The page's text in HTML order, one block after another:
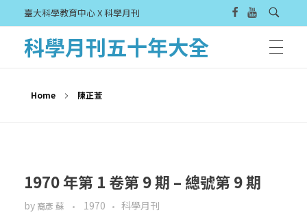
臺大科學教育中心 X 科學月刊
科學月刊五十年大全
Home 陳正萱
1970 年第 1 卷第 9 期 – 總號第 9 期
by 裔彥 蘇 1970 科學月刊